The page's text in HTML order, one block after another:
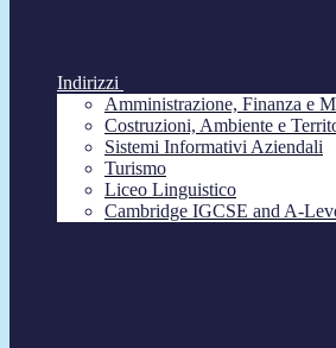
Indirizzi
Amministrazione, Finanza e
Costruzioni, Ambiente e
Sistemi Informativi Aziendali
Turismo
Liceo Linguistico
Cambridge IGCSE and A-